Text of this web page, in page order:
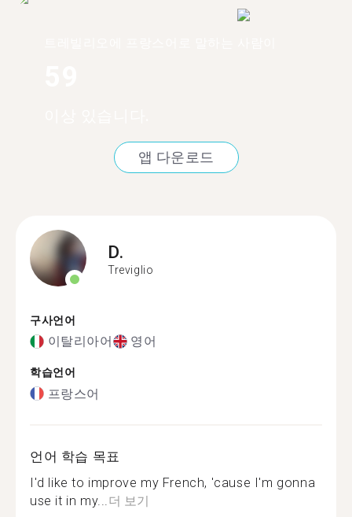
앱 다운로드
D.
Treviglio
구사언어
이탈리아어 영어
학습언어
프랑스어
언어 학습 목표
I'd like to improve my French, 'cause I'm gonna
use it in my... 더 보기